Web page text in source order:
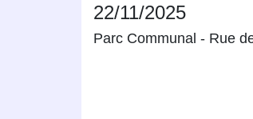
22/11/2025
Parc Communal - Rue